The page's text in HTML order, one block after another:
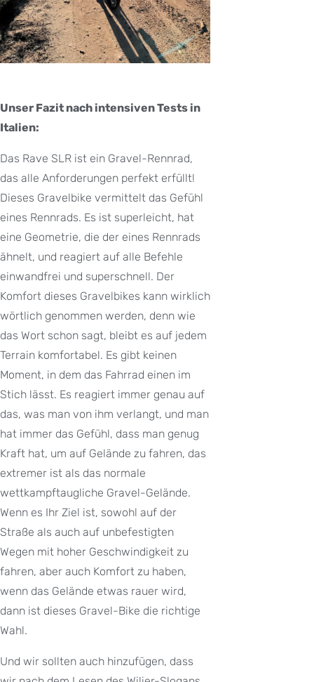
Unser Fazit nach intensiven Tests in
Italien:
Das Rave SLR ist ein Gravel-Rennrad,
das alle Anforderungen perfekt erfüllt!
Dieses Gravelbike vermittelt das Gefühl
eines Rennrads. Es ist superleicht, hat
eine Geometrie, die der eines Rennrads
ähnelt, und reagiert auf alle Befehle
einwandfrei und superschnell. Der
Komfort dieses Gravelbikes kann wirklich
wörtlich genommen werden, denn wie
das Wort schon sagt, bleibt es auf jedem
Terrain komfortabel. Es gibt keinen
Moment, in dem das Fahrrad einen im
Stich lässt. Es reagiert immer genau auf
das, was man von ihm verlangt, und man
hat immer das Gefühl, dass man genug
Kraft hat, um auf Gelände zu fahren, das
extremer ist als das normale
wettkampftaugliche Gravel-Gelände.
Wenn es Ihr Ziel ist, sowohl auf der
Straße als auch auf unbefestigten
Wegen mit hoher Geschwindigkeit zu
fahren, aber auch Komfort zu haben,
wenn das Gelände etwas rauer wird,
dann ist dieses Gravel-Bike die richtige
Wahl.
Und wir sollten auch hinzufügen, dass